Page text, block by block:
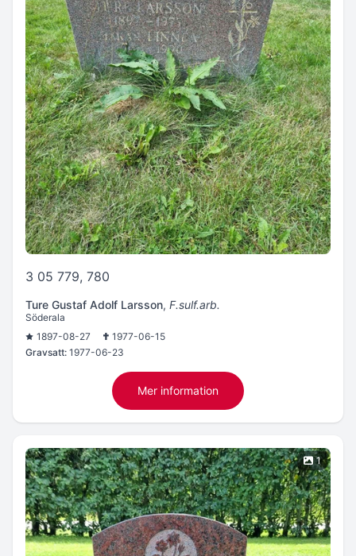
3 05 779, 780
Ture Gustaf Adolf Larsson, F.sulf.arb.
Söderala
1897-08-27
1977-06-15
Gravsatt: 1977-06-23
Mer information
1